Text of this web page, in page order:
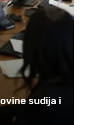
sudija i